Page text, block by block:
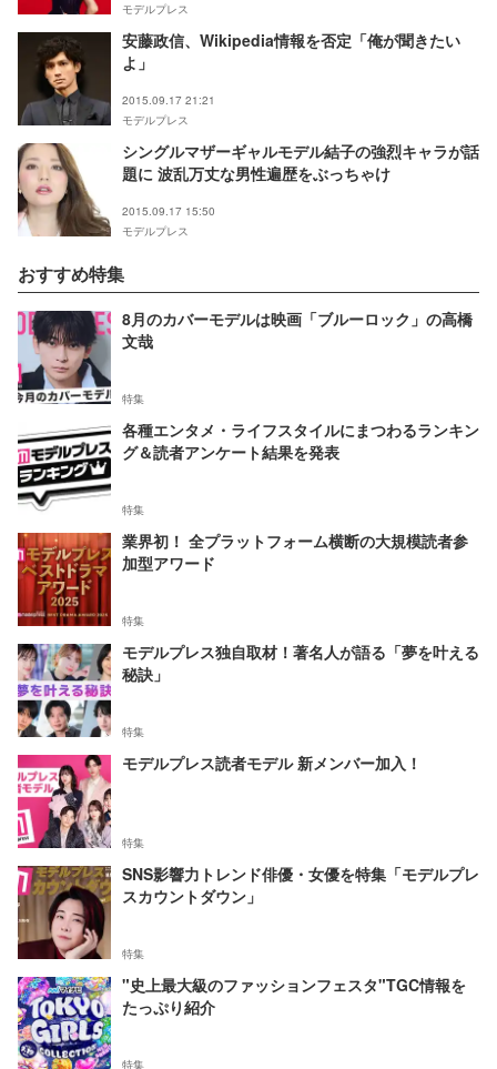
モデルプレス
安藤政信、Wikipedia情報を否定「俺が聞きたい
よ」
2015.09.17 21:21
モデルプレス
シングルマザーギャルモデル結子の強烈キャラが話
題に 波乱万丈な男性遍歴をぶっちゃけ
2015.09.17 15:50
モデルプレス
おすすめ特集
8月のカバーモデルは映画「ブルーロック」の高橋
文哉
特集
各種エンタメ・ライフスタイルにまつわるランキン
グ＆読者アンケート結果を発表
特集
業界初！ 全プラットフォーム横断の大規模読者参
加型アワード
特集
モデルプレス独自取材！著名人が語る「夢を叶える
秘訣」
特集
モデルプレス読者モデル 新メンバー加入！
特集
SNS影響力トレンド俳優・女優を特集「モデルプレ
スカウントダウン」
特集
"史上最大級のファッションフェスタ"TGC情報を
たっぷり紹介
特集